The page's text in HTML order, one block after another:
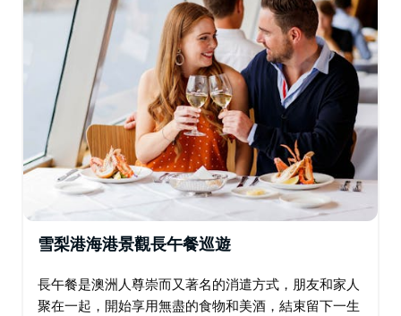
雪梨港海港景觀長午餐巡遊
長午餐是澳洲人尊崇而又著名的消遣方式，朋友和家人
聚在一起，開始享用無盡的食物和美酒，結束留下一生